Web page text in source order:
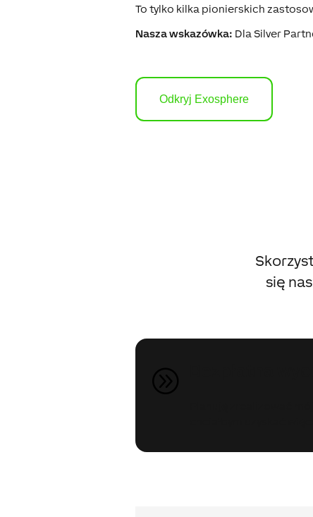
To tylko kilka pionierskich
Nasza wskazówka: Dla Silver
Odkryj Exosphere
się